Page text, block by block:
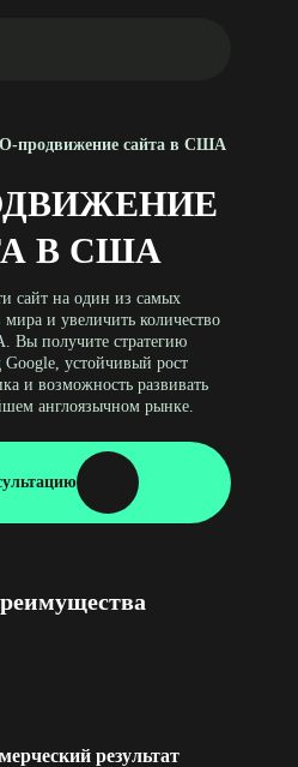
продвижение сайта в США
В США
сайт на один из самых
и увеличить количество
Вы получите стратегию
устойчивый рост
и возможность развивать
англоязычном рынке.
результат